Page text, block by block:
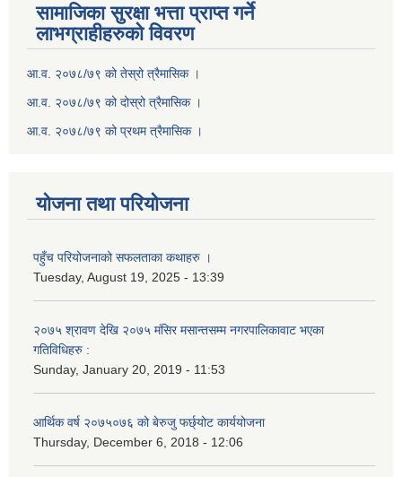
सामाजिका सुरक्षा भत्ता प्राप्त गर्ने
लाभग्राहीहरुको विवरण
आ.व. २०७८/७९ को तेस्रो त्रैमासिक ।
आ.व. २०७८/७९ को दोस्रो त्रैमासिक ।
आ.व. २०७८/७९ को प्रथम त्रैमासिक ।
योजना तथा परियोजना
पहुँच परियोजनाको सफलताका कथाहरु ।
Tuesday, August 19, 2025 - 13:39
२०७५ श्रावण देखि २०७५ मंसिर मसान्तसम्म नगरपालिकावाट भएका
गतिविधिहरु :
Sunday, January 20, 2019 - 11:53
आर्थिक वर्ष २०७५०७६ को बेरुजु फर्छ्योट कार्ययोजना
Thursday, December 6, 2018 - 12:06